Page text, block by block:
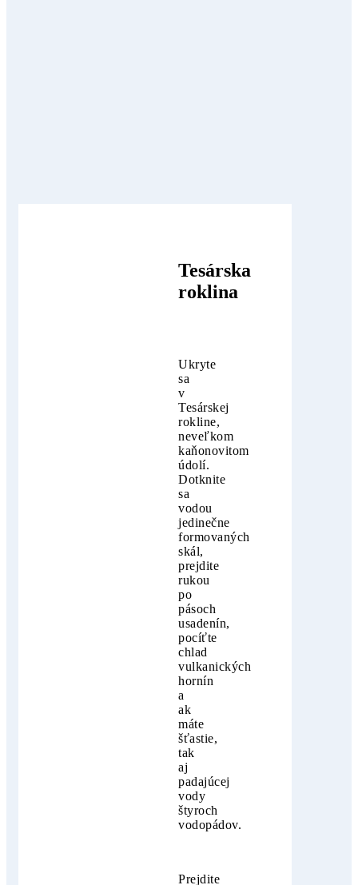
Tesárska
roklina
Ukryte
sa
v
Tesárskej
rokline,
neveľkom
kaňonovitom
údolí.
Dotknite
sa
vodou
jedinečne
formovaných
skál,
prejdite
rukou
po
pásoch
usadenín,
pocíťte
chlad
vulkanických
hornín
a
ak
máte
šťastie,
tak
aj
padajúcej
vody
štyroch
vodopádov.
Prejdite